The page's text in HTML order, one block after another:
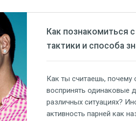
Как познакомиться
тактики и способа
Как ты считаешь,
воспринять одинаковые
различных ситуациях?
активность парней как